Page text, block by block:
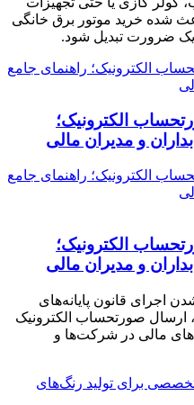
شده خرید موتور برق خانگی
یک ضرورت تبدیل شود.
الکترونیک؛
و مدیران مالی
الکترونیک؛
و مدیران مالی
اجرای قانون پایانه‌های
ارسال صورتحساب الکترونیک
مالی در شرکت‌ها و